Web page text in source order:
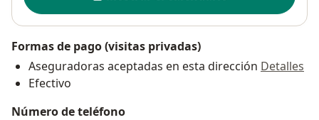
Formas de pago (visitas privadas)
Aseguradoras aceptadas en esta dirección Detalles
Efectivo
Número de teléfono